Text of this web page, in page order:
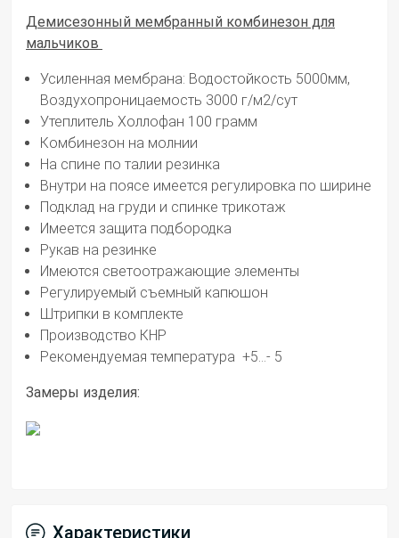
Демисезонный мембранный комбинезон для
мальчиков
Усиленная мембрана: Водостойкость 5000мм,
Воздухопроницаемость 3000 г/м2/сут
Утеплитель Холлофан 100 грамм
Комбинезон на молнии
На спине по талии резинка
Внутри на поясе имеется регулировка по ширине
Подклад на груди и спинке трикотаж
Имеется защита подбородка
Рукав на резинке
Имеются светоотражающие элементы
Регулируемый съемный капюшон
Штрипки в комплекте
Производство КНР
Рекомендуемая температура +5...- 5
Замеры изделия:
Характеристики